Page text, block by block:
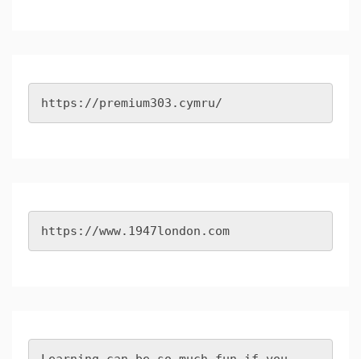
https://premium303.cymru/
https://www.1947london.com